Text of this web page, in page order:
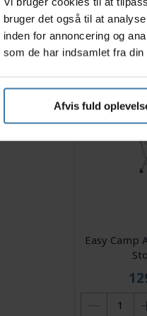
bruger det også til at
inden for annoncering og
som de har indsamlet fra
Afvis fuld
Easy Camp